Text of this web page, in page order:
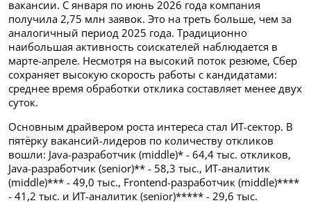
вакансии. С января по июнь 2026 года компания
получила 2,75 млн заявок. Это на треть больше, чем за
аналогичный период 2025 года. Традиционно
наибольшая активность соискателей наблюдается в
марте-апреле. Несмотря на высокий поток резюме, Сбер
сохраняет высокую скорость работы с кандидатами:
среднее время обработки отклика составляет менее двух
суток.
Основным драйвером роста интереса стал ИТ-сектор. В
пятёрку вакансий-лидеров по количеству откликов
вошли: Java-разработчик (middle)* - 64,4 тыс. откликов,
Java-разработчик (senior)** - 58,3 тыс., ИТ-аналитик
(middle)*** - 49,0 тыс., Frontend-разработчик (middle)****
- 41,2 тыс. и ИТ-аналитик (senior)***** - 29,6 тыс.